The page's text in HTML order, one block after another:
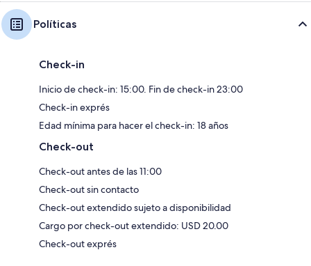
Políticas
Check-in
Inicio de check-in: 15:00. Fin de check-in 23:00
Check-in exprés
Edad mínima para hacer el check-in: 18 años
Check-out
Check-out antes de las 11:00
Check-out sin contacto
Check-out extendido sujeto a disponibilidad
Cargo por check-out extendido: USD 20.00
Check-out exprés